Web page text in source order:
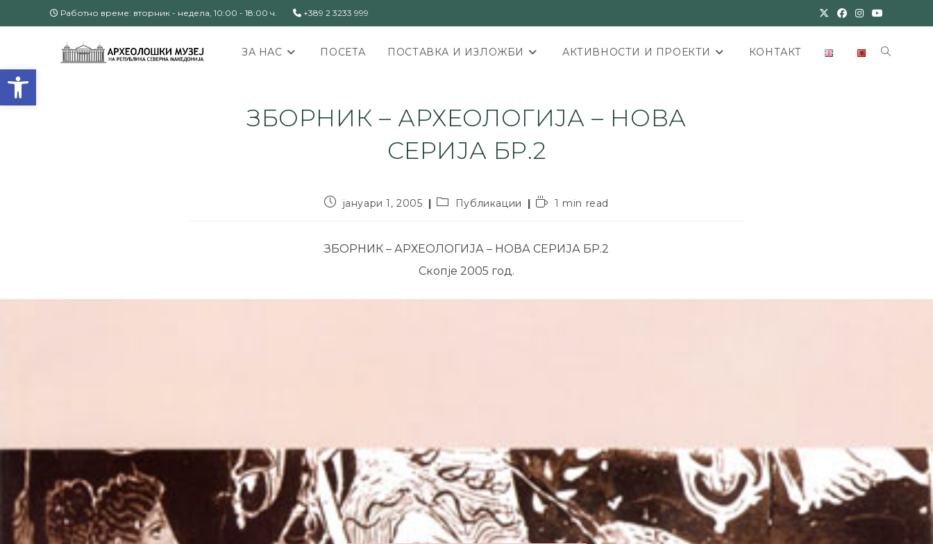
Open toolbar
Работно време: вторник - недела, 10:00 - 18:00 ч. +389 2 3233 999
ЗА НАС ПОСЕТА ПОСТАВКА И ИЗЛОЖБИ АКТИВНОСТИ И ПРОЕКТИ КОНТАКТ
ЗБОРНИК – АРХЕОЛОГИЈА – НОВА
СЕРИЈА БР.2
јануари 1, 2005 Публикации 1 min read
ЗБОРНИК – АРХЕОЛОГИЈА – НОВА СЕРИЈА БР.2
Скопје 2005 год.